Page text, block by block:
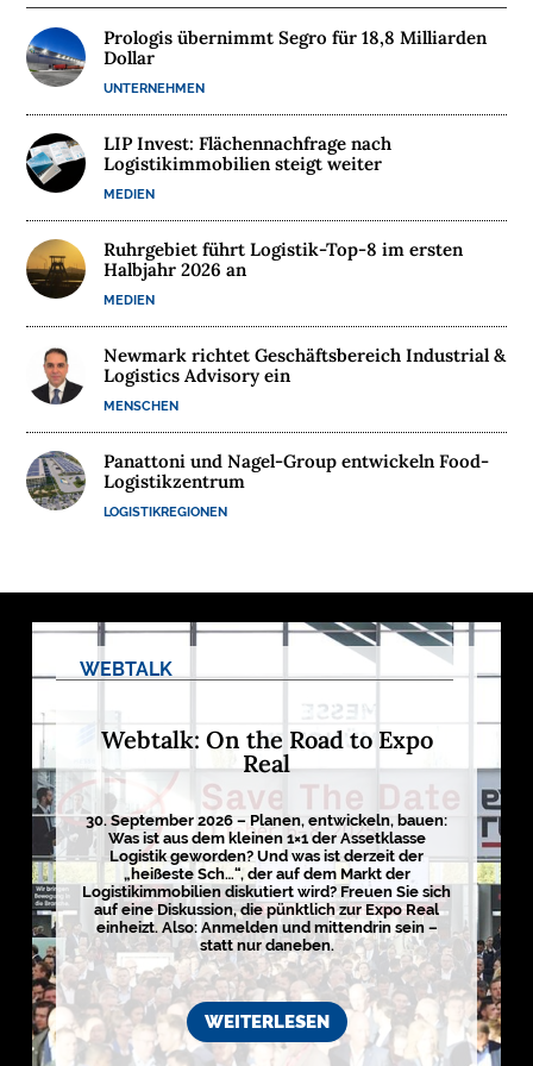
T
E
R
N
H
W
E
B
I
N
A
R
E
D
I
N

e
u
t
s
c
h
l
a
n
d
s
L
o
g
i
Prologis übernimmt Segro für 18,8 Milliarden
Dollar
UNTERNEHMEN
LIP Invest: Flächennachfrage nach
Logistikimmobilien steigt weiter
MEDIEN
Ruhrgebiet führt Logistik-Top-8 im ersten
Halbjahr 2026 an
MEDIEN
Newmark richtet Geschäftsbereich Industrial &
Logistics Advisory ein
MENSCHEN
Panattoni und Nagel-Group entwickeln Food-
Logistikzentrum
LOGISTIKREGIONEN
WEBTALK
Webtalk: On the Road to Expo
Real
30. September 2026 – Planen, entwickeln, bauen:
Was ist aus dem kleinen 1×1 der Assetklasse
Logistik geworden? Und was ist derzeit der
„heißeste Sch…“, der auf dem Markt der
Logistikimmobilien diskutiert wird? Freuen Sie sich
auf eine Diskussion, die pünktlich zur Expo Real
einheizt. Also: Anmelden und mittendrin sein –
statt nur daneben.
WEITERLESEN